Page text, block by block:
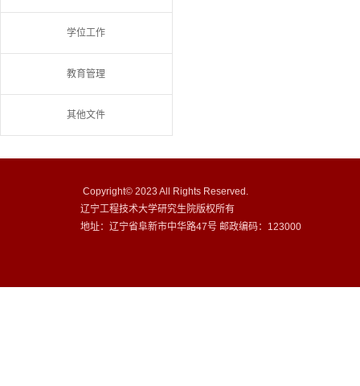
学位工作
教育管理
其他文件
Copyright© 2023 All Rights Reserved.
辽宁工程技术大学研究生院版权所有
地址：辽宁省阜新市中华路47号 邮政编码：123000